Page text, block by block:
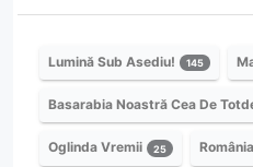
Lumină Sub Asediu! 145
Basarabia Noastră Cea De
Oglinda Vremii 25